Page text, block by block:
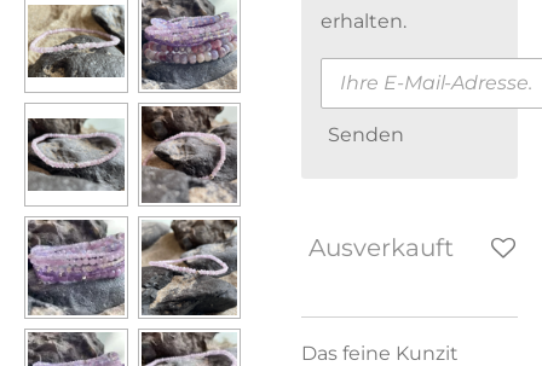
erhalten.
Senden
Ausverkauft
Das feine Kunzit